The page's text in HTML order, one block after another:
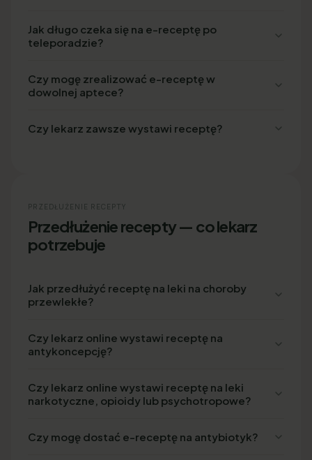
Jak długo czeka się na e-receptę po
teleporadzie?
Czy mogę zrealizować e-receptę w
dowolnej aptece?
Czy lekarz zawsze wystawi receptę?
PRZEDŁUŻENIE RECEPTY
Przedłużenie recepty — co lekarz
potrzebuje
Jak przedłużyć receptę na leki na choroby
przewlekłe?
Czy lekarz online wystawi receptę na
antykoncepcję?
Czy lekarz online wystawi receptę na leki
narkotyczne, opioidy lub psychotropowe?
Czy mogę dostać e-receptę na antybiotyk?